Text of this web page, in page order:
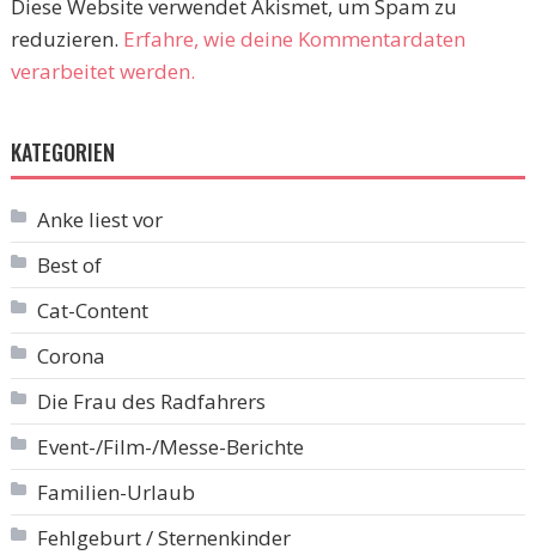
Diese Website verwendet Akismet, um Spam zu
reduzieren. Erfahre, wie deine Kommentardaten
verarbeitet werden.
KATEGORIEN
Anke liest vor
Best of
Cat-Content
Corona
Die Frau des Radfahrers
Event-/Film-/Messe-Berichte
Familien-Urlaub
Fehlgeburt / Sternenkinder